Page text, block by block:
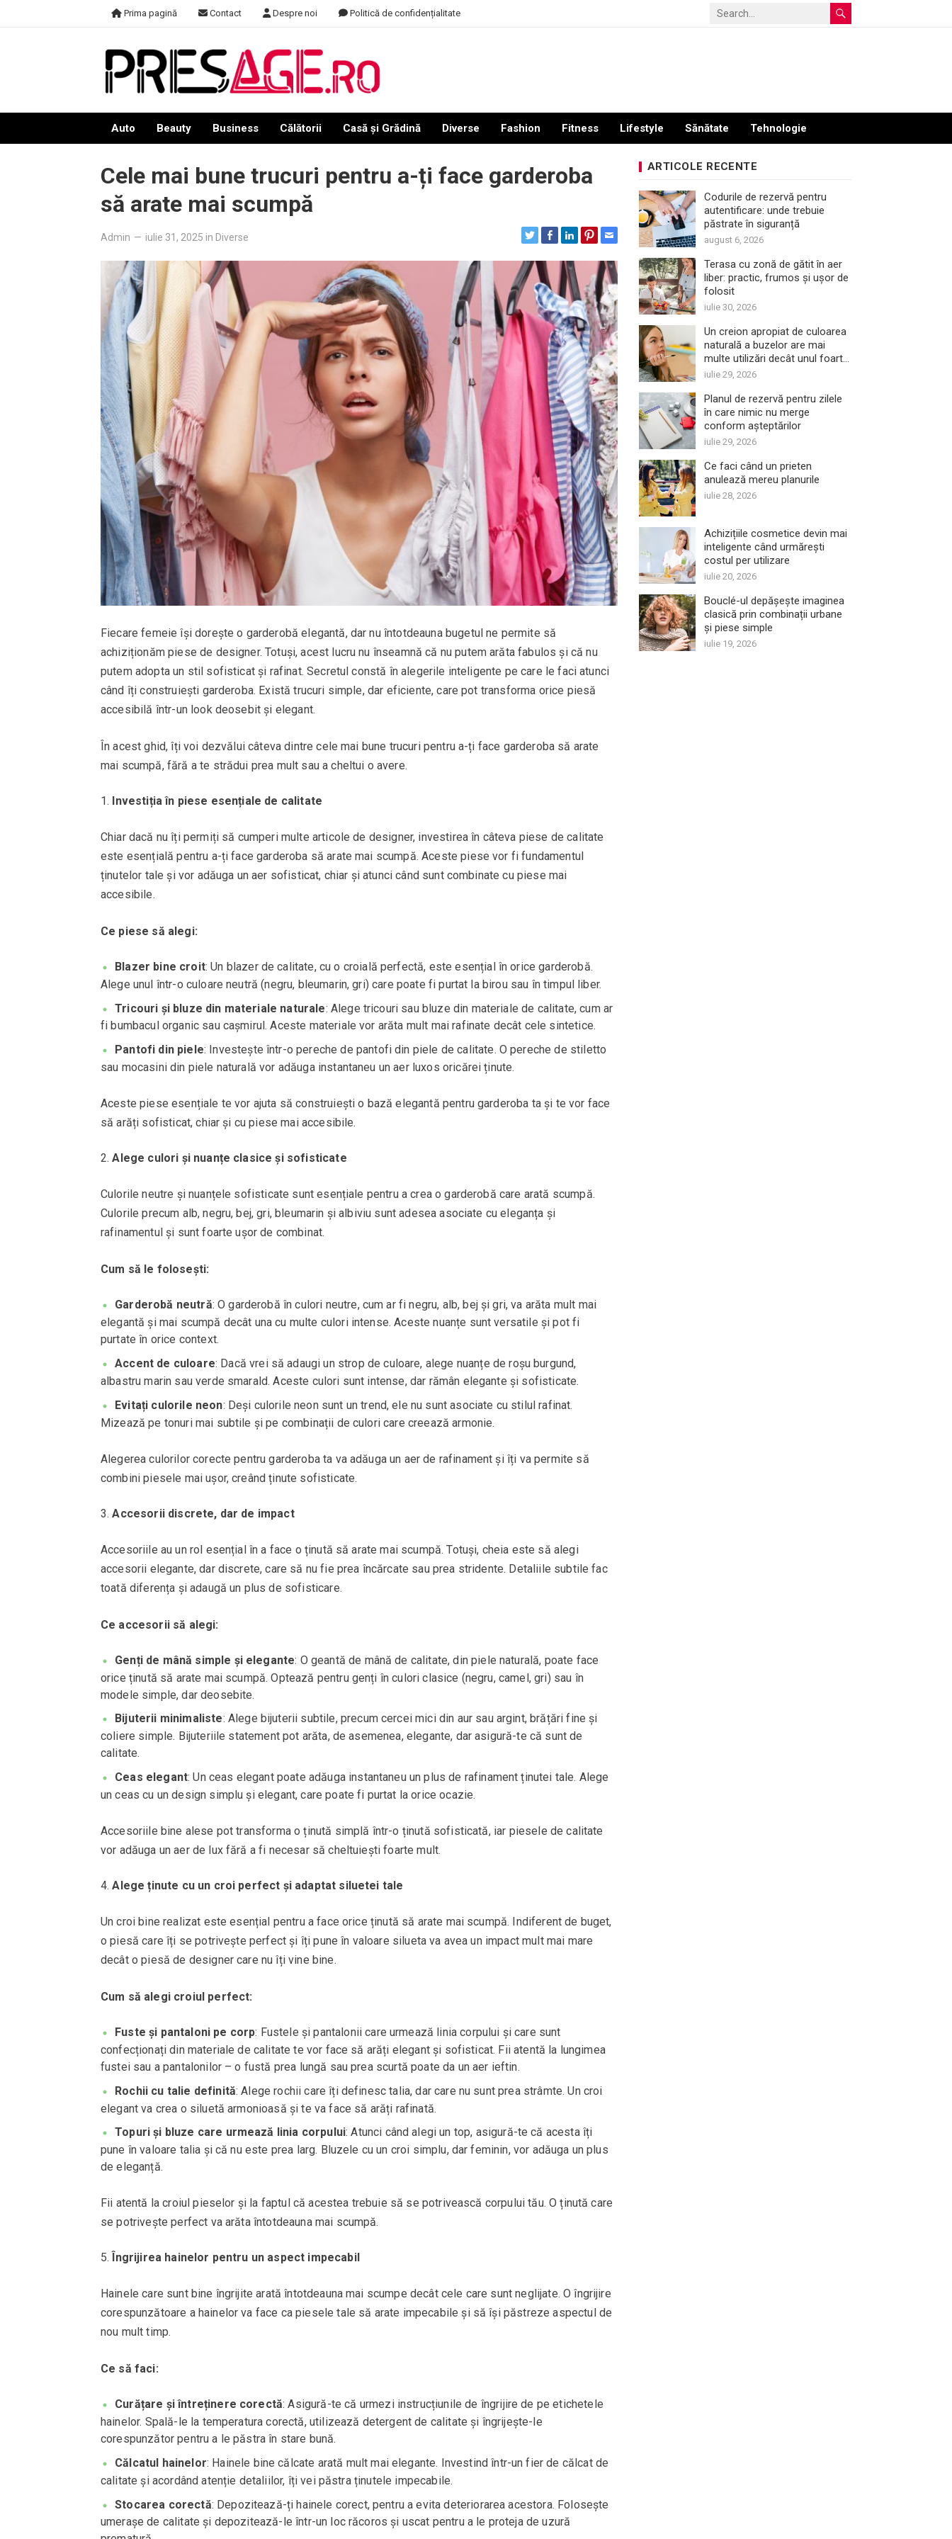
Prima pagină Contact Despre noi Politică de confidențialitate
Auto Beauty Business Călătorii Casă și Grădină Diverse Fashion Fitness Lifestyle Sănătate Tehnologie
Cele mai bune trucuri pentru a-ți face garderoba
să arate mai scumpă
Admin — iulie 31, 2025 in Diverse
Fiecare femeie își dorește o garderobă elegantă, dar nu întotdeauna bugetul ne permite să
achiziționăm piese de designer. Totuși, acest lucru nu înseamnă că nu putem arăta fabulos și că nu
putem adopta un stil sofisticat și rafinat. Secretul constă în alegerile inteligente pe care le faci atunci
când îți construiești garderoba. Există trucuri simple, dar eficiente, care pot transforma orice piesă
accesibilă într-un look deosebit și elegant.
În acest ghid, îți voi dezvălui câteva dintre cele mai bune trucuri pentru a-ți face garderoba să arate
mai scumpă, fără a te strădui prea mult sau a cheltui o avere.
Investiția în piese esențiale de calitate
Chiar dacă nu îți permiți să cumperi multe articole de designer, investirea în câteva piese de calitate
este esențială pentru a-ți face garderoba să arate mai scumpă. Aceste piese vor fi fundamentul
ținutelor tale și vor adăuga un aer sofisticat, chiar și atunci când sunt combinate cu piese mai
accesibile.
Ce piese să alegi:
Blazer bine croit: Un blazer de calitate, cu o croială perfectă, este esențial în orice garderobă.
Alege unul într-o culoare neutră (negru, bleumarin, gri) care poate fi purtat la birou sau în timpul liber.
Tricouri și bluze din materiale naturale: Alege tricouri sau bluze din materiale de calitate, cum ar
fi bumbacul organic sau cașmirul. Aceste materiale vor arăta mult mai rafinate decât cele sintetice.
Pantofi din piele: Investește într-o pereche de pantofi din piele de calitate. O pereche de stiletto
sau mocasini din piele naturală vor adăuga instantaneu un aer luxos oricărei ținute.
Aceste piese esențiale te vor ajuta să construiești o bază elegantă pentru garderoba ta și te vor face
să arăți sofisticat, chiar și cu piese mai accesibile.
Alege culori și nuanțe clasice și sofisticate
Culorile neutre și nuanțele sofisticate sunt esențiale pentru a crea o garderobă care arată scumpă.
Culorile precum alb, negru, bej, gri, bleumarin și albiviu sunt adesea asociate cu eleganța și
rafinamentul și sunt foarte ușor de combinat.
Cum să le folosești:
Garderobă neutră: O garderobă în culori neutre, cum ar fi negru, alb, bej și gri, va arăta mult mai
elegantă și mai scumpă decât una cu multe culori intense. Aceste nuanțe sunt versatile și pot fi
purtate în orice context.
Accent de culoare: Dacă vrei să adaugi un strop de culoare, alege nuanțe de roșu burgund,
albastru marin sau verde smarald. Aceste culori sunt intense, dar rămân elegante și sofisticate.
Evitați culorile neon: Deși culorile neon sunt un trend, ele nu sunt asociate cu stilul rafinat.
Mizează pe tonuri mai subtile și pe combinații de culori care creează armonie.
Alegerea culorilor corecte pentru garderoba ta va adăuga un aer de rafinament și îți va permite să
combini piesele mai ușor, creând ținute sofisticate.
Accesorii discrete, dar de impact
Accesoriile au un rol esențial în a face o ținută să arate mai scumpă. Totuși, cheia este să alegi
accesorii elegante, dar discrete, care să nu fie prea încărcate sau prea stridente. Detaliile subtile fac
toată diferența și adaugă un plus de sofisticare.
Ce accesorii să alegi:
Genți de mână simple și elegante: O geantă de mână de calitate, din piele naturală, poate face
orice ținută să arate mai scumpă. Optează pentru genți în culori clasice (negru, camel, gri) sau în
modele simple, dar deosebite.
Bijuterii minimaliste: Alege bijuterii subtile, precum cercei mici din aur sau argint, brățări fine și
coliere simple. Bijuteriile statement pot arăta, de asemenea, elegante, dar asigură-te că sunt de
calitate.
Ceas elegant: Un ceas elegant poate adăuga instantaneu un plus de rafinament ținutei tale. Alege
un ceas cu un design simplu și elegant, care poate fi purtat la orice ocazie.
Accesoriile bine alese pot transforma o ținută simplă într-o ținută sofisticată, iar piesele de calitate
vor adăuga un aer de lux fără a fi necesar să cheltuiești foarte mult.
Alege ținute cu un croi perfect și adaptat siluetei tale
Un croi bine realizat este esențial pentru a face orice ținută să arate mai scumpă. Indiferent de buget,
o piesă care îți se potrivește perfect și îți pune în valoare silueta va avea un impact mult mai mare
decât o piesă de designer care nu îți vine bine.
Cum să alegi croiul perfect:
Fuste și pantaloni pe corp: Fustele și pantalonii care urmează linia corpului și care sunt
confecționați din materiale de calitate te vor face să arăți elegant și sofisticat. Fii atentă la lungimea
fustei sau a pantalonilor – o fustă prea lungă sau prea scurtă poate da un aer ieftin.
Rochii cu talie definită: Alege rochii care îți definesc talia, dar care nu sunt prea strâmte. Un croi
elegant va crea o siluetă armonioasă și te va face să arăți rafinată.
Topuri și bluze care urmează linia corpului: Atunci când alegi un top, asigură-te că acesta îți
pune în valoare talia și că nu este prea larg. Bluzele cu un croi simplu, dar feminin, vor adăuga un plus
de eleganță.
Fii atentă la croiul pieselor și la faptul că acestea trebuie să se potrivească corpului tău. O ținută care
se potrivește perfect va arăta întotdeauna mai scumpă.
Îngrijirea hainelor pentru un aspect impecabil
Hainele care sunt bine îngrijite arată întotdeauna mai scumpe decât cele care sunt neglijate. O îngrijire
corespunzătoare a hainelor va face ca piesele tale să arate impecabile și să își păstreze aspectul de
nou mult timp.
Ce să faci:
Curățare și întreținere corectă: Asigură-te că urmezi instrucțiunile de îngrijire de pe etichetele
hainelor. Spală-le la temperatura corectă, utilizează detergent de calitate și îngrijește-le
corespunzător pentru a le păstra în stare bună.
Călcatul hainelor: Hainele bine călcate arată mult mai elegante. Investind într-un fier de călcat de
calitate și acordând atenție detaliilor, îți vei păstra ținutele impecabile.
Stocarea corectă: Depozitează-ți hainele corect, pentru a evita deteriorarea acestora. Folosește
umerașe de calitate și depozitează-le într-un loc răcoros și uscat pentru a le proteja de uzură
ARTICOLE RECENTE
Codurile de rezervă pentru
autentificare: unde trebuie
păstrate în siguranță
august 6, 2026
Terasa cu zonă de gătit în aer
liber: practic, frumos și ușor de
folosit
iulie 30, 2026
Un creion apropiat de culoarea
naturală a buzelor are mai
multe utilizări decât unul foarte
închis
iulie 29, 2026
Planul de rezervă pentru zilele
în care nimic nu merge
conform așteptărilor
iulie 29, 2026
Ce faci când un prieten
anulează mereu planurile
iulie 28, 2026
Achizițiile cosmetice devin mai
inteligente când urmărești
costul per utilizare
iulie 20, 2026
Bouclé-ul depășește imaginea
clasică prin combinații urbane
și piese simple
iulie 19, 2026